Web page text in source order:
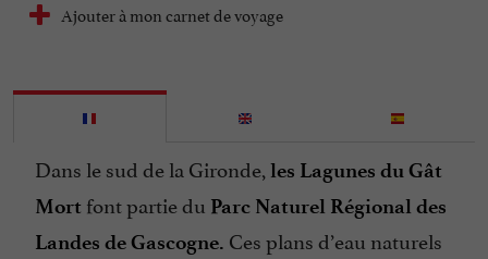
Ajouter à mon carnet de voyage
Dans le sud de la Gironde, les Lagunes du Gât
Mort font partie du Parc Naturel Régional des
Landes de Gascogne. Ces plans d’eau naturels